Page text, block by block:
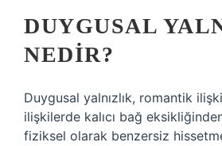
DUYGUSAL
NEDIR?
Duygusal yalnızlık, romantik
ilişkilerde kalıcı bağ
fiziksel olarak benzersiz